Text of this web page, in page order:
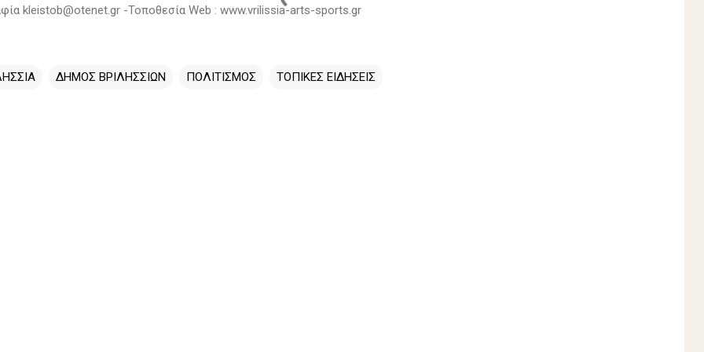
kleistob@otenet.gr -Τοποθεσία Web : www.vrilissia-arts-sports.gr
ΔΗΜΟΣ ΒΡΙΛΗΣΣΙΩΝ ΠΟΛΙΤΙΣΜΟΣ ΤΟΠΙΚΕΣ ΕΙΔΗΣΕΙΣ